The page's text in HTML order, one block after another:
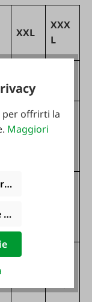
XXL
XXX
L
60
186-
per offrirti la
Maggiori